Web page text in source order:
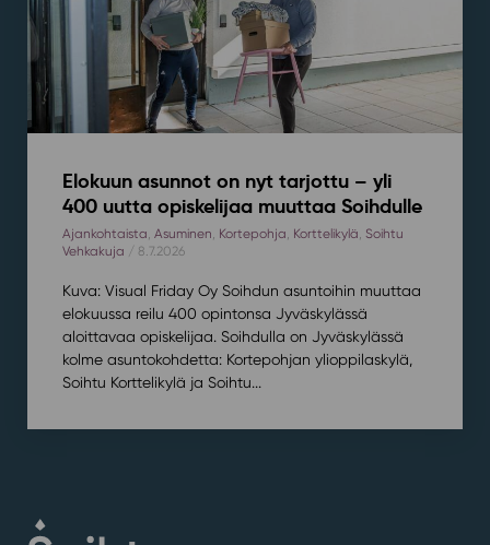
Elokuun asunnot on nyt tarjottu – yli
400 uutta opiskelijaa muuttaa Soihdulle
Ajankohtaista, Asuminen, Kortepohja, Korttelikylä, Soihtu
Vehkakuja / 8.7.2026
Kuva: Visual Friday Oy Soihdun asuntoihin muuttaa
elokuussa reilu 400 opintonsa Jyväskylässä
aloittavaa opiskelijaa. Soihdulla on Jyväskylässä
kolme asuntokohdetta: Kortepohjan ylioppilaskylä,
Soihtu Korttelikylä ja Soihtu...